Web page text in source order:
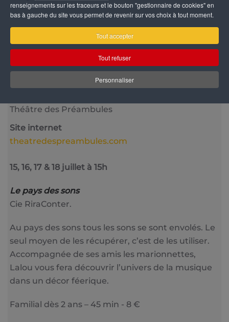
renseignements sur les traceurs et le bouton "gestionnaire de cookies" en
bas à gauche du site vous permet de revenir sur vos choix à tout moment.
Tout accepter
Tout refuser
Personnaliser
Jeune Public
Date
Théâtre des Préambules
Site internet
theatredespreambules.com
15, 16, 17 & 18 juillet à 15h
Le pays des sons
Cie RiraConter.
Au pays des sons tous les sons se sont envolés. Le
seul moyen de les récupérer, c’est de les utiliser.
Accompagnée de ses amis les marionnettes,
Lalou vous fera découvrir l’univers de la musique
dans un décor féerique.
Familial dès 2 ans – 45 min - 8 €